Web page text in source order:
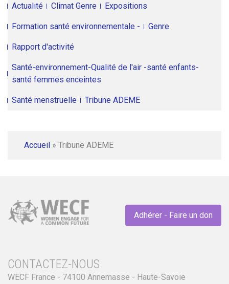
Actualité Climat Genre Expositions
Formation santé environnementale - Genre
Rapport d'activité
Santé-environnement-Qualité de l'air -santé enfants-
santé femmes enceintes
Santé menstruelle Tribune ADEME
Accueil » Tribune ADEME
Adhérer - Faire un don
CONTACTEZ-NOUS
WECF France - 74100 Annemasse - Haute-Savoie